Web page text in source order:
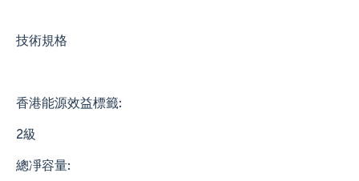
技術規格
香港能源效益標籤:
2級
總凈容量: